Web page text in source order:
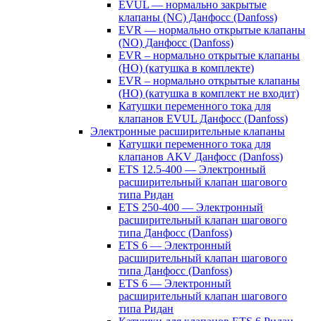
EVUL — нормально закрытые
клапаны (NC) Данфосс (Danfoss)
EVR — нормально открытые клапаны
(NO) Данфосс (Danfoss)
EVR – нормально открытые клапаны
(НО) (катушка в комплекте)
EVR – нормально открытые клапаны
(НО) (катушка в комплект не входит)
Катушки переменного тока для
клапанов EVUL Данфосс (Danfoss)
Электронные расширительные клапаны
Катушки переменного тока для
клапанов AKV Данфосс (Danfoss)
ETS 12.5-400 — Электронный
расширительный клапан шагового
типа Ридан
ETS 250-400 — Электронный
расширительный клапан шагового
типа Данфосс (Danfoss)
ETS 6 — Электронный
расширительный клапан шагового
типа Данфосс (Danfoss)
ETS 6 — Электронный
расширительный клапан шагового
типа Ридан